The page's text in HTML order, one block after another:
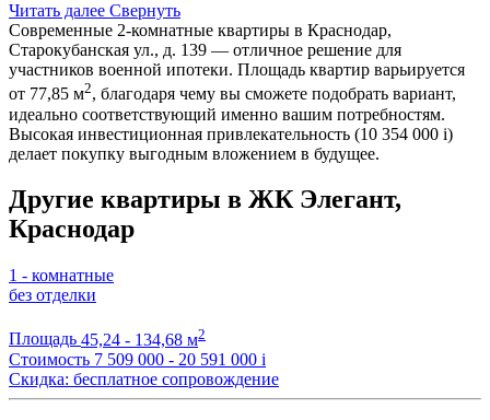
Читать далее Свернуть
Современные 2-комнатные квартиры в Краснодар,
Старокубанская ул., д. 139 — отличное решение для
участников военной ипотеки. Площадь квартир варьируется
от 77,85 м2, благодаря чему вы сможете подобрать вариант,
идеально соответствующий именно вашим потребностям.
Высокая инвестиционная привлекательность (10 354 000 i)
делает покупку выгодным вложением в будущее.
Другие квартиры в ЖК Элегант,
Краснодар
1 - комнатные
без отделки
Площадь 45,24 - 134,68 м2
Стоимость 7 509 000 - 20 591 000 i
Скидка: бесплатное сопровождение